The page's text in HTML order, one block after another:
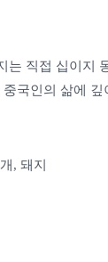
는 직접 십이지
국인의 삶에
, 돼지